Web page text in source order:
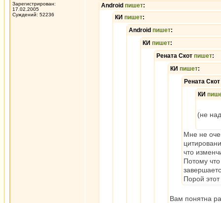
Зарегистрирован:
17.02.2005
Суждений: 52236
Android пишет:
КИ пишет:
Android пишет:
КИ пишет:
Рената Скот пишет:
КИ пишет:
Рената Скот
КИ
(не
Мне не
что
Потому
Порой
Вам понятна